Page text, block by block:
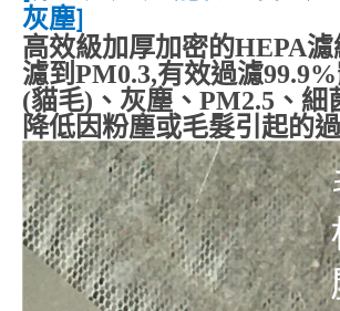
灰塵
高效級加厚加密的HEPA濾
濾到 PM0.3,有效過濾99.9%
(貓毛)、灰塵、 PM2.5 、細
降低因粉塵或毛髮引起的